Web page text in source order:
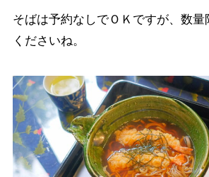
そばは予約なしでＯＫですが、数
くださいね。